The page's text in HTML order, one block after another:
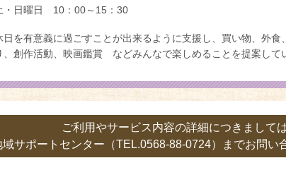
・日曜日 10：00～15：30
日を有意義に過ごすことが出来るように支援し、買い物、外
、創作活動、映画鑑賞 などみんなで楽しめることを提案して
ご利用やサービス内容の詳細につきましては
域サポートセンター（TEL.0568-88-0724）までお問い